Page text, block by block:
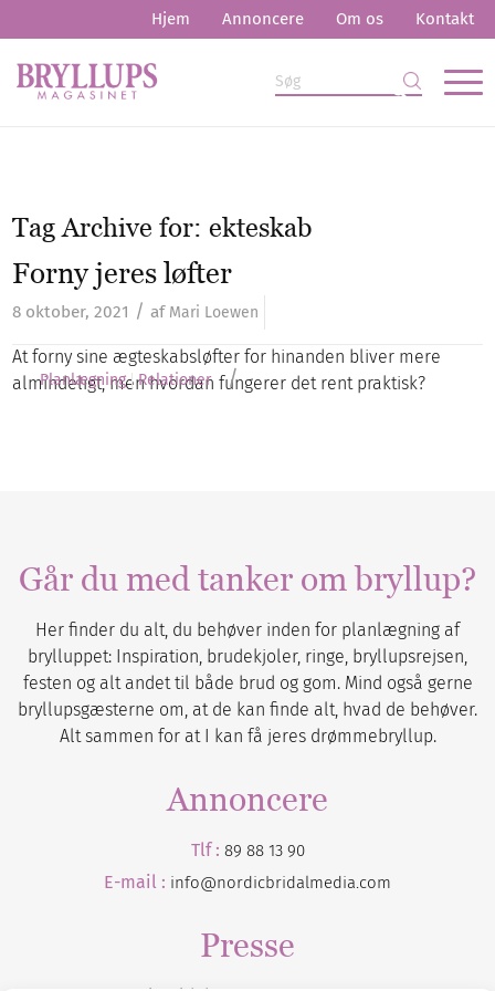
Hjem Annoncere Om os Kontakt
Tag Archive for:ekteskab
Forny jeres løfter
8 oktober, 2021 / af Mari Loewen
At forny sine ægteskabsløfter for hinanden bliver mere
almindeligt, men hvordan fungerer det rent praktisk?
Planlægning Relationer /
Går du med tanker om bryllup?
Her finder du alt, du behøver inden for planlægning af
brylluppet: Inspiration, brudekjoler, ringe, bryllupsrejsen,
festen og alt andet til både brud og gom. Mind også gerne
bryllupsgæsterne om, at de kan finde alt, hvad de behøver.
Alt sammen for at I kan få jeres drømmebryllup.
Annoncere
Tlf : 89 88 13 90
E-mail : info@nordicbridalmedia.com
Presse